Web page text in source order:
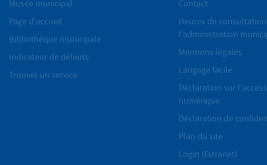
Musée municipal
Page d'accueil
Bibliothèque municipale
Indicateur de défauts
Trouver un service
Contact
Heures de
l'administration
Mentions légales
Langage facile
Déclaration sur
numérique
Déclaration de
Plan du site
Login (Extranet)